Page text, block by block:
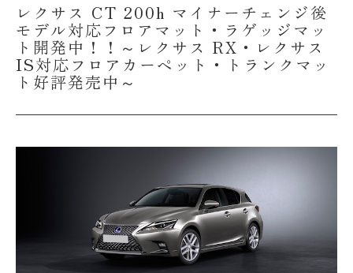
レクサス CT 200h マイナーチェンジ後
モデル対応フロアマット・ラゲッジマッ
ト開発中！！～レクサス RX・レクサス
IS対応フロアカーペット・トランクマッ
ト好評発売中～